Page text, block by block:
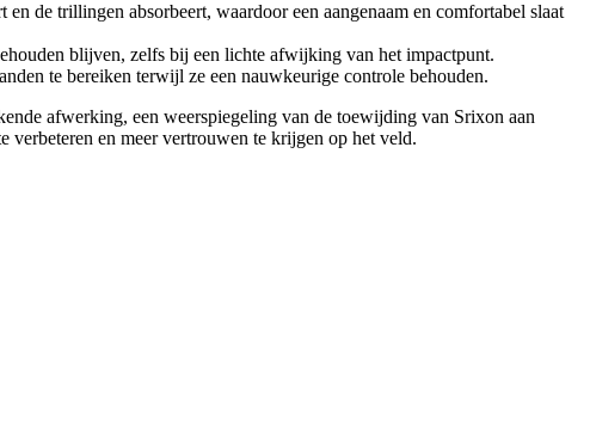
de trillingen absorbeert, waardoor een aangenaam en comfortabel slaat
blijven, zelfs bij een lichte afwijking van het impactpunt.
te bereiken terwijl ze een nauwkeurige controle behouden.
afwerking, een weerspiegeling van de toewijding van Srixon aan
verbeteren en meer vertrouwen te krijgen op het veld.